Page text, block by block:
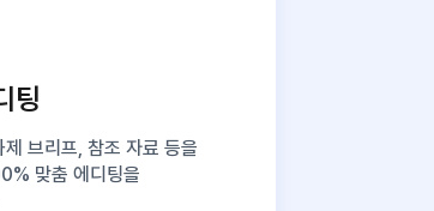
팅
제 브리프, 참조 자료 등을
맞춤 에디팅을